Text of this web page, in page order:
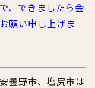
、できましたら会
願い申し上げま
曇野市、塩尻市は